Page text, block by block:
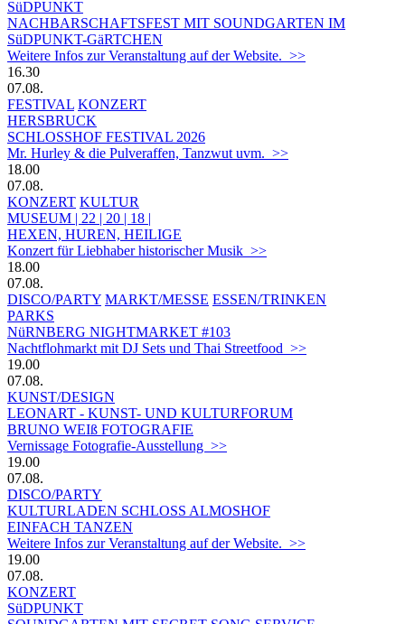
SüDPUNKT
NACHBARSCHAFTSFEST MIT SOUNDGARTEN IM
SüDPUNKT-GäRTCHEN
Weitere Infos zur Veranstaltung auf der Website. >>
16.30
07.08.
FESTIVAL KONZERT
HERSBRUCK
SCHLOSSHOF FESTIVAL 2026
Mr. Hurley & die Pulveraffen, Tanzwut uvm. >>
18.00
07.08.
KONZERT KULTUR
MUSEUM | 22 | 20 | 18 |
HEXEN, HUREN, HEILIGE
Konzert für Liebhaber historischer Musik >>
18.00
07.08.
DISCO/PARTY MARKT/MESSE ESSEN/TRINKEN
PARKS
NüRNBERG NIGHTMARKET #103
Nachtflohmarkt mit DJ Sets und Thai Streetfood >>
19.00
07.08.
KUNST/DESIGN
LEONART - KUNST- UND KULTURFORUM
BRUNO WEIß FOTOGRAFIE
Vernissage Fotografie-Ausstellung >>
19.00
07.08.
DISCO/PARTY
KULTURLADEN SCHLOSS ALMOSHOF
EINFACH TANZEN
Weitere Infos zur Veranstaltung auf der Website. >>
19.00
07.08.
KONZERT
SüDPUNKT